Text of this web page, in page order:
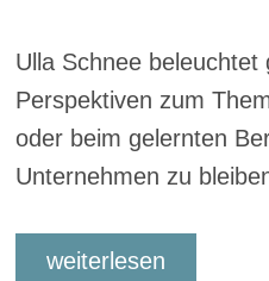
Ulla Schnee beleuchtet
Perspektiven zum
oder beim gelernten
Unternehmen zu
weiterlesen